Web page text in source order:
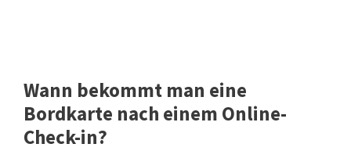
Wann bekommt man eine
Bordkarte nach einem Online-
Check-in?